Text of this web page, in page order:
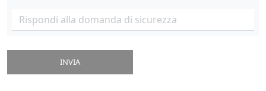
INVIA